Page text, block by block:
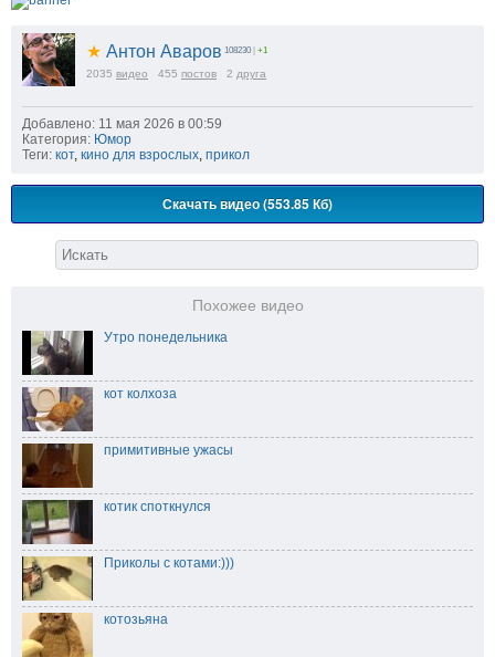
★ Антон Аваров 108230 | +1
2035 видео 455 постов 2 друга
Добавлено: 11 мая 2026 в 00:59
Категория: Юмор
Теги: кот, кино для взрослых прикол
Скачать видео (553.85 Кб)
Похожее видео
Утро понедельника
кот колхоза
примитивные ужасы
котик споткнулся
Приколы с котами:)))
котозьяна